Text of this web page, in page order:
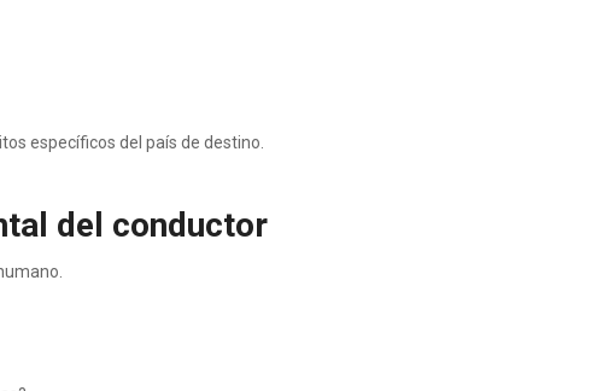
específicos del país de destino.
del conductor